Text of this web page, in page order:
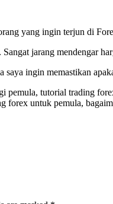
yang ingin terjun di
jarang mendengar
ingin memastikan
pemula, tutorial trading
forex untuk pemula,